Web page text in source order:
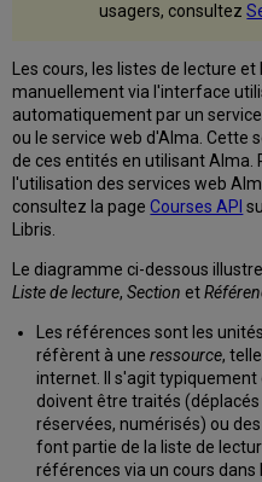
usagers, consultez
Les cours, les listes de lecture
manuellement via l'interface
automatiquement par un
ou le service web d'Alma. Cette
de ces entités en utilisant
l'utilisation des services web
consultez la pageCourses API
Libris.
Le diagramme ci-dessous
Liste de lecture,Section et
Les références sont les
réfèrent à une ressource,
internet. Il s'agit
doivent être traités
réservées, numérisés) ou
font partie de la liste de
références via un cours dans